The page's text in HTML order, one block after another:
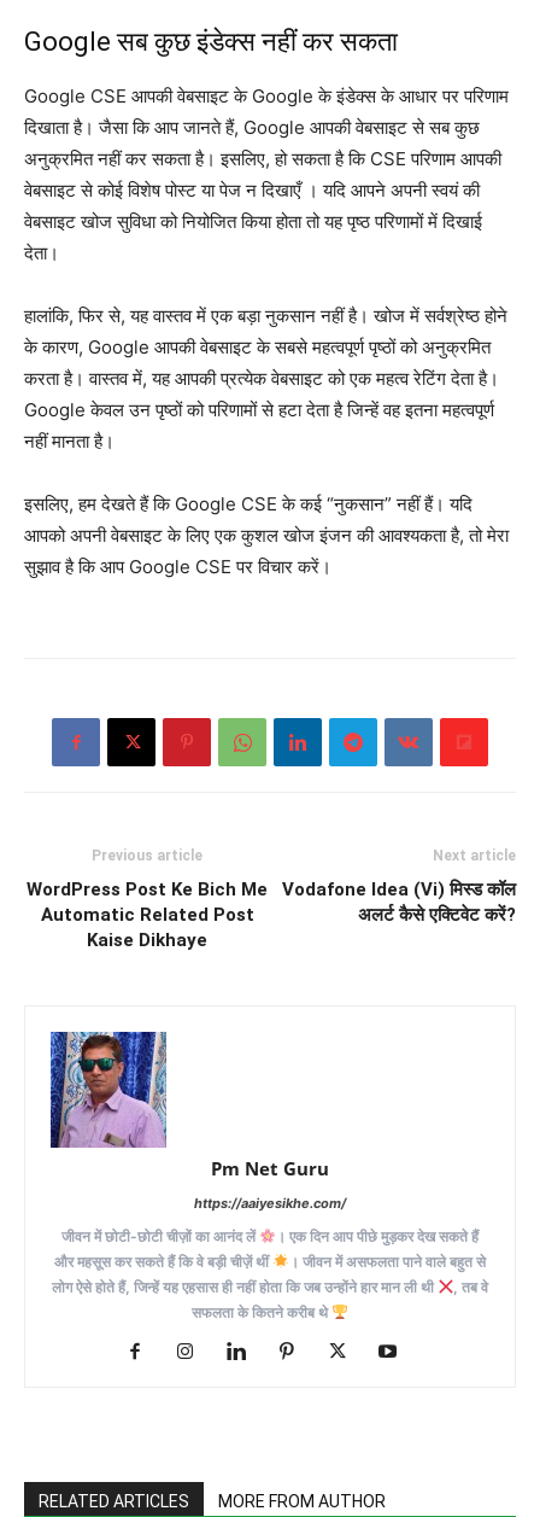
Google सब कुछ इंडेक्स नहीं कर सकता
Google CSE आपकी वेबसाइट के Google के इंडेक्स के आधार पर परिणाम
दिखाता है। जैसा कि आप जानते हैं, Google आपकी वेबसाइट से सब कुछ
अनुक्रमित नहीं कर सकता है। इसलिए, हो सकता है कि CSE परिणाम आपकी
वेबसाइट से कोई विशेष पोस्ट या पेज न दिखाएँ । यदि आपने अपनी स्वयं की
वेबसाइट खोज सुविधा को नियोजित किया होता तो यह पृष्ठ परिणामों में दिखाई
देता।
हालांकि, फिर से, यह वास्तव में एक बड़ा नुकसान नहीं है। खोज में सर्वश्रेष्ठ होने
के कारण, Google आपकी वेबसाइट के सबसे महत्वपूर्ण पृष्ठों को अनुक्रमित
करता है। वास्तव में, यह आपकी प्रत्येक वेबसाइट को एक महत्व रेटिंग देता है।
Google केवल उन पृष्ठों को परिणामों से हटा देता है जिन्हें वह इतना महत्वपूर्ण
नहीं मानता है।
इसलिए, हम देखते हैं कि Google CSE के कई “नुकसान” नहीं हैं। यदि
आपको अपनी वेबसाइट के लिए एक कुशल खोज इंजन की आवश्यकता है, तो मेरा
सुझाव है कि आप Google CSE पर विचार करें।
Previous article
WordPress Post Ke Bich Me
Automatic Related Post
Kaise Dikhaye
Next article
Vodafone Idea (Vi) मिस्ड कॉल
अलर्ट कैसे एक्टिवेट करें?
Pm Net Guru
https://aaiyesikhe.com/
जीवन में छोटी-छोटी चीज़ों का आनंद लें
। एक दिन आप पीछे मुड़कर देख सकते हैं
और महसूस कर सकते हैं कि वे बड़ी चीज़ें थीं
। जीवन में असफलता पाने वाले बहुत से
लोग ऐसे होते हैं, जिन्हें यह एहसास ही नहीं होता कि जब उन्होंने हार मान ली थी
, तब वे
सफलता के कितने करीब थे
RELATED ARTICLES MORE FROM AUTHOR